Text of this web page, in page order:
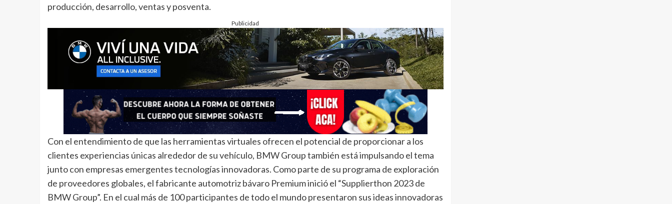
producción, desarrollo, ventas y posventa.
Publicidad
Con el entendimiento de que las herramientas virtuales ofrecen el potencial de proporcionar a los
clientes experiencias únicas alrededor de su vehículo, BMW Group también está impulsando el tema
junto con empresas emergentes tecnologías innovadoras. Como parte de su programa de exploración
de proveedores globales, el fabricante automotriz bávaro Premium inició el “Supplierthon 2023 de
BMW Group”. En el cual más de 100 participantes de todo el mundo presentaron sus ideas innovadoras